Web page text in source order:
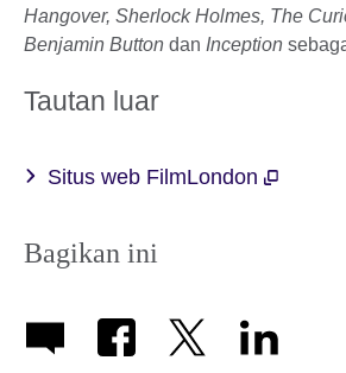
Hangover, Sherlock Holmes, The
Benjamin Button dan Inception
Tautan luar
Situs web FilmLondon
Bagikan ini